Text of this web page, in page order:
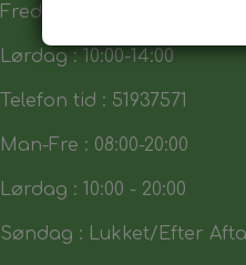
Fredag : 14:00 - 17:30
Lørdag : 10:00-14:00
Telefon tid : 51937571
Man-Fre : 08:00-20:00
Lørdag : 10:00 - 20:00
Søndag : Lukket/Efter